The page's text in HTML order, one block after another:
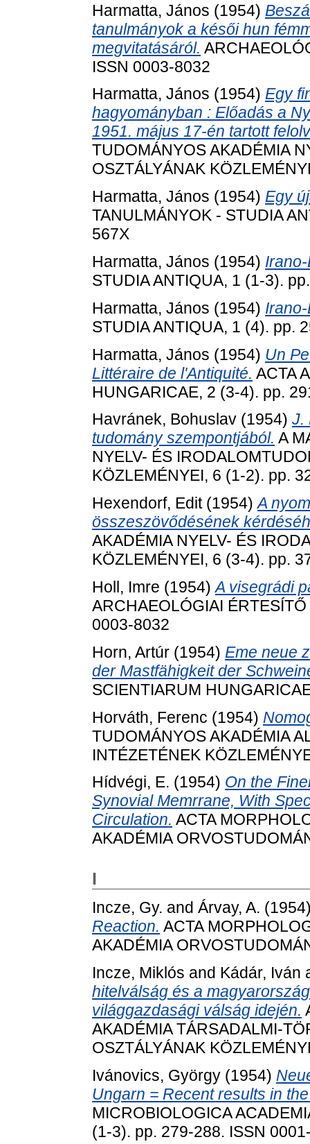
Harmatta, János (1954)
tanulmányok a késői hun
megvitatásáról.
ISSN 0003-8032
Harmatta, János (1954) Egy
hagyományban : Előadás a
1951. május 17-én tartott
TUDOMÁNYOS AKADÉMIA
OSZTÁLYÁNAK
Harmatta, János (1954) Egy
TANULMÁNYOK - STUDIA
567X
Harmatta, János (1954)
STUDIA ANTIQUA, 1 (1-3).
Harmatta, János (1954)
STUDIA ANTIQUA, 1 (4). pp.
Harmatta, János (1954) Un
Littéraire de l'Antiquité. ACTA
HUNGARICAE, 2 (3-4). pp.
Havránek, Bohuslav (1954) J.
tudomány szempontjából. A
NYELV- ÉS
KÖZLEMÉNYEI, 6 (1-2). pp.
Hexendorf, Edit(1954)A
összeszövődésének
AKADÉMIA NYELV- ÉS
KÖZLEMÉNYEI, 6 (3-4). pp.
Holl, Imre (1954)A visegrádi
ARCHAEOLÓGIAI
0003-8032
Horn, Artúr (1954) Eme neue
der Mastfähigkeit der
SCIENTIARUM
Horváth, Ferenc (1954)
TUDOMÁNYOS AKADÉMIA
INTÉZETÉNEK
Hídvégi, E. (1954) On the
Synovial Memrrane, With
Circulation. ACTA
AKADÉMIA
I
Incze, Gy. and Árvay, A.
Reaction. ACTA
AKADÉMIA
Incze, Miklós and Kádár, Iván
hitelválság és a
világgazdasági válság idején.
AKADÉMIA TÁRSADALMI-
OSZTÁLYÁNAK
Ivánovics, György (1954)
Ungarn = Recent results in
MICROBIOLOGICA
(1-3). pp. 279-288. ISSN